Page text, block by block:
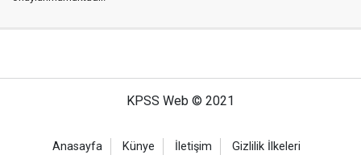
KPSS Web © 2021
Anasayfa Künye İletişim Gizlilik İlkeleri